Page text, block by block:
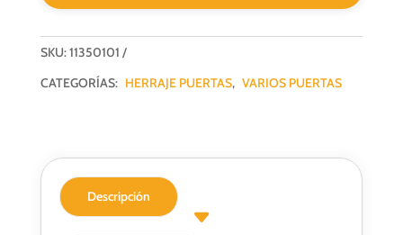
NS
cantidad
SKU:11350101
CATEGORÍAS: HERRAJE PUERTAS, VARIOS PUERTAS
Descripción